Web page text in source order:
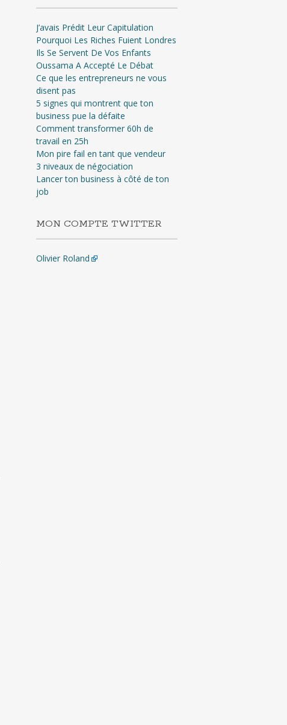
J’avais Prédit Leur Capitulation
Pourquoi Les Riches Fuient Londres
Ils Se Servent De Vos Enfants
Oussama A Accepté Le Débat
Ce que les entrepreneurs ne vous
disent pas
5 signes qui montrent que ton
business pue la défaite
Comment transformer 60h de
travail en 25h
Mon pire fail en tant que vendeur
3 niveaux de négociation
Lancer ton business à côté de ton
job
MON COMPTE TWITTER
Olivier Roland